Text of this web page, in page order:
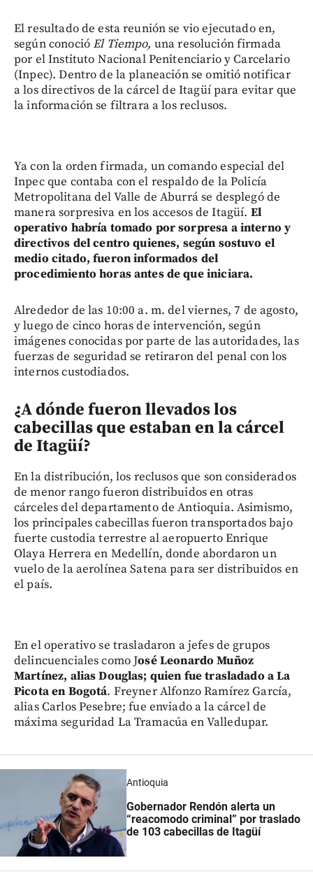
El resultado de esta reunión se vio ejecutado en,
según conocióEl Tiempo, una resolución firmada
por el Instituto Nacional Penitenciario y Carcelario
(Inpec). Dentro de la planeación se omitió notificar
a los directivos de la cárcel de Itagüí para evitar que
la información se filtrara a los reclusos.
Ya con la orden firmada, un comando especial del
Inpec que contaba con el respaldo de la Policía
Metropolitana del Valle de Aburrá se desplegó de
manera sorpresiva en los accesos de Itagüí. El
operativo habría tomado por sorpresa a interno y
directivos del centro quienes, según sostuvo el
medio citado, fueron informados del
procedimiento horas antes de que iniciara.
Alrededor de las 10:00 a. m. del viernes, 7 de agosto,
y luego de cinco horas de intervención, según
imágenes conocidas por parte de las autoridades, las
fuerzas de seguridad se retiraron del penal con los
internos custodiados.
¿A dónde fueron llevados los
cabecillas que estaban en la cárcel
de Itagüí?
En la distribución, los reclusos que son considerados
de menor rango fueron distribuidos en otras
cárceles del departamento de Antioquia. Asimismo,
los principales cabecillas fueron transportados bajo
fuerte custodia terrestre al aeropuerto Enrique
Olaya Herrera en Medellín, donde abordaron un
vuelo de la aerolínea Satena para ser distribuidos en
el país.
En el operativo se trasladaron a jefes de grupos
delincuenciales como José Leonardo Muñoz
Martínez, alias Douglas; quien fue trasladado a La
Picota en Bogotá. Freyner Alfonzo Ramírez García,
alias Carlos Pesebre; fue enviado a la cárcel de
máxima seguridad La Tramacúa en Valledupar.
Antioquia
Gobernador Rendón alerta un
“reacomodo criminal” por traslado
de 103 cabecillas de Itagüí